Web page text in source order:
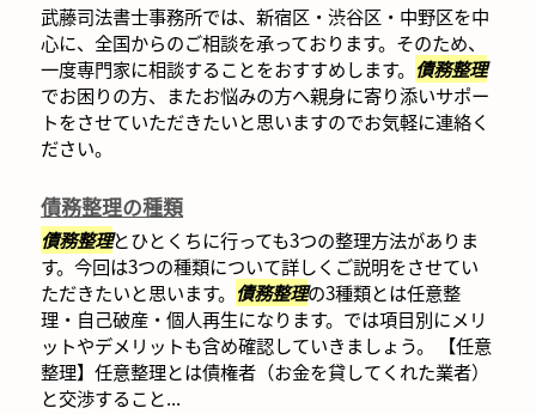
武藤司法書士事務所では、新宿区・渋谷区・中野区を中
心に、全国からのご相談を承っております。そのため、
一度専門家に相談することをおすすめします。 債務整理
でお困りの方、またお悩みの方へ親身に寄り添いサポー
トをさせていただきたいと思いますのでお気軽に連絡く
ださい。
債務整理の種類
債務整理とひとくちに行っても3つの整理方法がありま
す。今回は3つの種類について詳しくご説明をさせてい
ただきたいと思います。 債務整理の3種類とは任意整
理・自己破産・個人再生になります。では項目別にメリ
ットやデメリットも含め確認していきましょう。 【任意
整理】任意整理とは債権者（お金を貸してくれた業者）
と交渉すること...